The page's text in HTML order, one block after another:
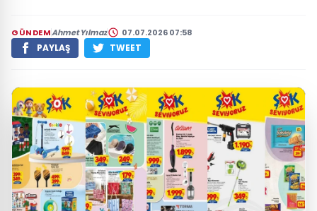
GÜNDEMAhmet Yılmaz 07.07.2026 07:58
PAYLAŞ TWEET